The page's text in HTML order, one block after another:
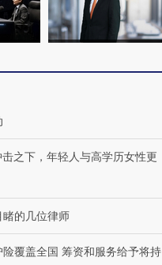
击之下，年轻人与高学历女性更
睹的几位律师
险覆盖全国 筹资和服务给予将持